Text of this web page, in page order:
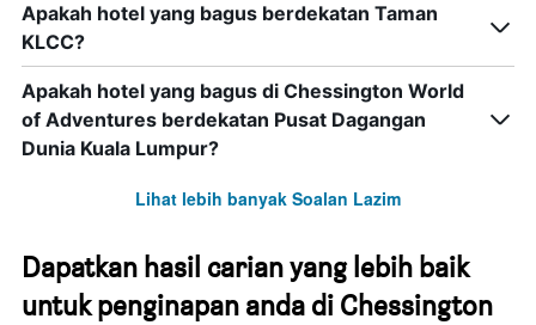
Apakah hotel yang bagus berdekatan Taman
KLCC?
Apakah hotel yang bagus di Chessington World
of Adventures berdekatan Pusat Dagangan
Dunia Kuala Lumpur?
Lihat lebih banyak Soalan Lazim
Dapatkan hasil carian yang lebih baik
untuk penginapan anda di Chessington